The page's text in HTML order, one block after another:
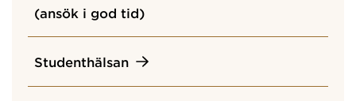
(ansök i god tid)
Studenthälsan